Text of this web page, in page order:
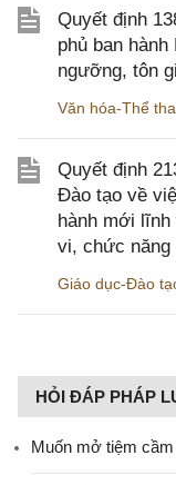
Quyết định
phủ ban
ngưỡng, tôn
Văn hóa-Thể
Quyết định
Đào tạo về
hành mới lĩnh
vi, chức năng
Giáo dục-Đào
HỎI ĐÁP PHÁP
Muốn mở tiệm